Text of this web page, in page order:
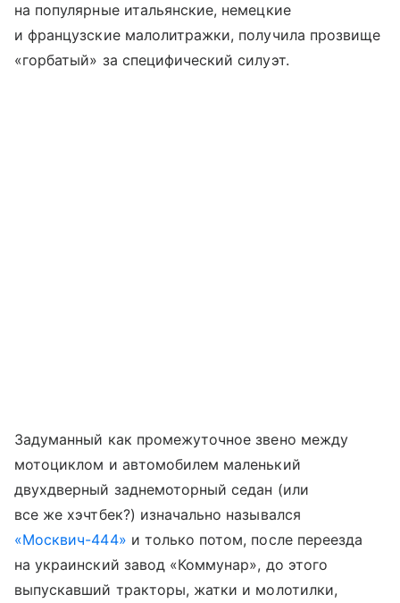
на популярные итальянские, немецкие
и французские малолитражки, получила прозвище
«горбатый» за специфический силуэт.
Задуманный как промежуточное звено между
мотоциклом и автомобилем маленький
двухдверный заднемоторный седан (или
все же хэчтбек?) изначально назывался
«Москвич-444» и только потом, после переезда
на украинский завод «Коммунар», до этого
выпускавший тракторы, жатки и молотилки,